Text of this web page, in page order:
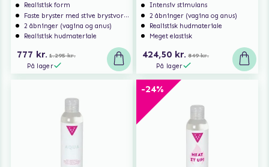
Realistisk form
Faste bryster med stive brystvorter
2 åbninger (vagina og anus)
Realistisk hudmateriale
777 kr. 1.295 kr.
På lager
Intensiv stimulans
2 åbninger (vagina og anus)
Realistisk hudmateriale
Meget elastisk
424,50 kr. 849 kr.
På lager
-24%